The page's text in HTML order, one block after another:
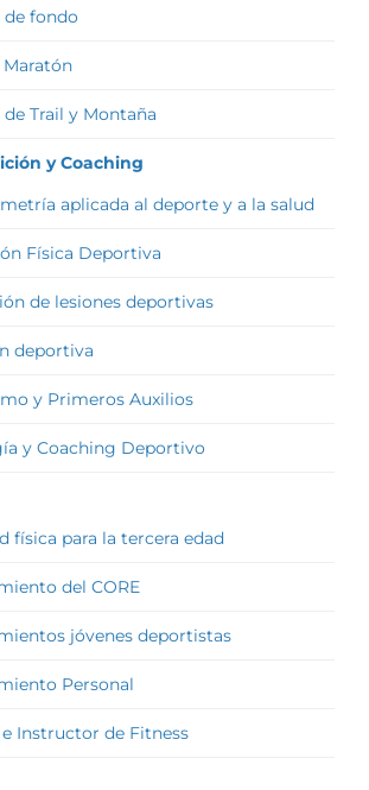
de fondo
de Trail y Montaña
y Coaching
aplicada al deporte y a la salud
Física Deportiva
de lesiones deportivas
deportiva
y Primeros Auxilios
y Coaching Deportivo
física para la tercera edad
del CORE
jóvenes deportistas
Personal
Instructor de Fitness